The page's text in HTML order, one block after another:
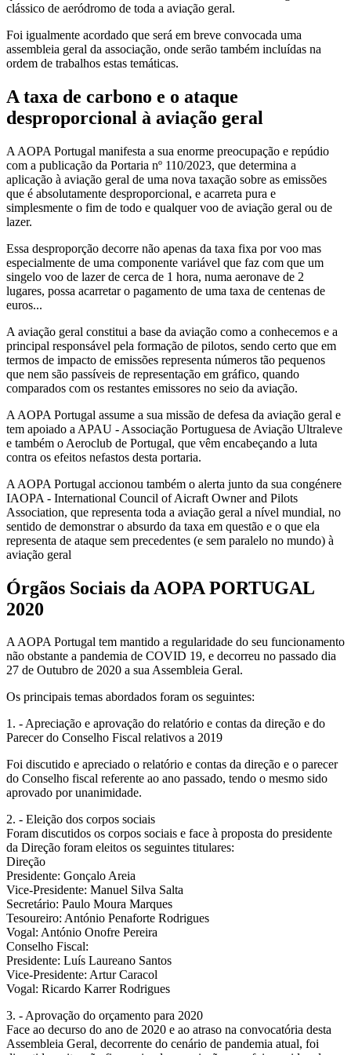
clássico de aeródromo de toda a aviação geral.
Foi igualmente acordado que será em breve convocada uma
assembleia geral da associação, onde serão também incluídas na
ordem de trabalhos estas temáticas.
A taxa de carbono e o ataque
desproporcional à aviação geral
A AOPA Portugal manifesta a sua enorme preocupação e repúdio
com a publicação da Portaria nº 110/2023, que determina a
aplicação à aviação geral de uma nova taxação sobre as emissões
que é absolutamente desproporcional, e acarreta pura e
simplesmente o fim de todo e qualquer voo de aviação geral ou de
lazer.
Essa desproporção decorre não apenas da taxa fixa por voo mas
especialmente de uma componente variável que faz com que um
singelo voo de lazer de cerca de 1 hora, numa aeronave de 2
lugares, possa acarretar o pagamento de uma taxa de centenas de
euros...
A aviação geral constitui a base da aviação como a conhecemos e a
principal responsável pela formação de pilotos, sendo certo que em
termos de impacto de emissões representa números tão pequenos
que nem são passíveis de representação em gráfico, quando
comparados com os restantes emissores no seio da aviação.
A AOPA Portugal assume a sua missão de defesa da aviação geral e
tem apoiado a APAU - Associação Portuguesa de Aviação Ultraleve
e também o Aeroclub de Portugal, que vêm encabeçando a luta
contra os efeitos nefastos desta portaria.
A AOPA Portugal accionou também o alerta junto da sua congénere
IAOPA - International Council of Aicraft Owner and Pilots
Association, que representa toda a aviação geral a nível mundial, no
sentido de demonstrar o absurdo da taxa em questão e o que ela
representa de ataque sem precedentes (e sem paralelo no mundo) à
aviação geral
Órgãos Sociais da AOPA PORTUGAL
2020
A AOPA Portugal tem mantido a regularidade do seu funcionamento
não obstante a pandemia de COVID 19, e decorreu no passado dia
27 de Outubro de 2020 a sua Assembleia Geral.
Os principais temas abordados foram os seguintes:
1. - Apreciação e aprovação do relatório e contas da direção e do
Parecer do Conselho Fiscal relativos a 2019
Foi discutido e apreciado o relatório e contas da direção e o parecer
do Conselho fiscal referente ao ano passado, tendo o mesmo sido
aprovado por unanimidade.
2. - Eleição dos corpos sociais
Foram discutidos os corpos sociais e face à proposta do presidente
da Direção foram eleitos os seguintes titulares:
Direção
Presidente: Gonçalo Areia
Vice-Presidente: Manuel Silva Salta
Secretário: Paulo Moura Marques
Tesoureiro: António Penaforte Rodrigues
Vogal: António Onofre Pereira
Conselho Fiscal:
Presidente: Luís Laureano Santos
Vice-Presidente: Artur Caracol
Vogal: Ricardo Karrer Rodrigues
3. - Aprovação do orçamento para 2020
Face ao decurso do ano de 2020 e ao atraso na convocatória desta
Assembleia Geral, decorrente do cenário de pandemia atual, foi